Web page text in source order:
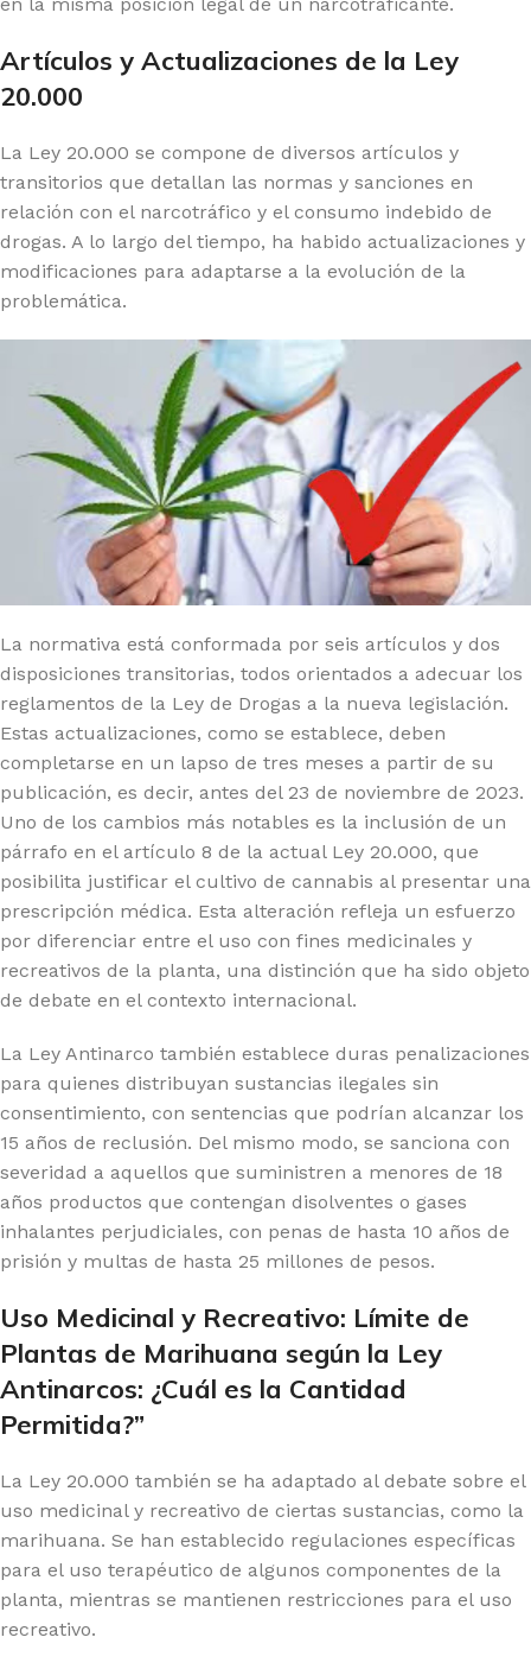
Artículos y Actualizaciones de la Ley
20.000
La Ley 20.000 se compone de diversos artículos y
transitorios que detallan las normas y sanciones en
relación con el narcotráfico y el consumo indebido de
drogas. A lo largo del tiempo, ha habido actualizaciones y
modificaciones para adaptarse a la evolución de la
problemática.
La normativa está conformada por seis artículos y dos
disposiciones transitorias, todos orientados a adecuar los
reglamentos de la Ley de Drogas a la nueva legislación.
Estas actualizaciones, como se establece, deben
completarse en un lapso de tres meses a partir de su
publicación, es decir, antes del 23 de noviembre de 2023.
Uno de los cambios más notables es la inclusión de un
párrafo en el artículo 8 de la actual Ley 20.000, que
posibilita justificar el cultivo de cannabis al presentar una
prescripción médica. Esta alteración refleja un esfuerzo
por diferenciar entre el uso con fines medicinales y
recreativos de la planta, una distinción que ha sido objeto
de debate en el contexto internacional.
La Ley Antinarco también establece duras penalizaciones
para quienes distribuyan sustancias ilegales sin
consentimiento, con sentencias que podrían alcanzar los
15 años de reclusión. Del mismo modo, se sanciona con
severidad a aquellos que suministren a menores de 18
años productos que contengan disolventes o gases
inhalantes perjudiciales, con penas de hasta 10 años de
prisión y multas de hasta 25 millones de pesos.
Uso Medicinal y Recreativo: Límite de
Plantas de Marihuana según la Ley
Antinarcos: ¿Cuál es la Cantidad
Permitida?”
La Ley 20.000 también se ha adaptado al debate sobre el
uso medicinal y recreativo de ciertas sustancias, como la
marihuana. Se han establecido regulaciones específicas
para el uso terapéutico de algunos componentes de la
planta, mientras se mantienen restricciones para el uso
recreativo.